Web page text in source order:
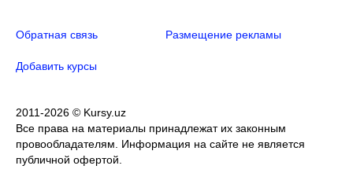
Обратная связь Размещение рекламы
Добавить курсы
2011-2026 © Kursy.uz
Все права на материалы принадлежат их законным
провообладателям. Информация на сайте не является
публичной офертой.